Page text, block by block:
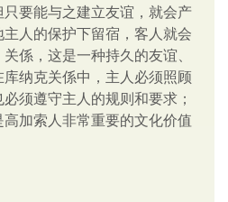
要能与之建立友谊，就会产
人的保护下留宿，客人就会
係，这是一种持久的友谊、
纳克关係中，主人必须照顾
须遵守主人的规则和要求；
加索人非常重要的文化价值